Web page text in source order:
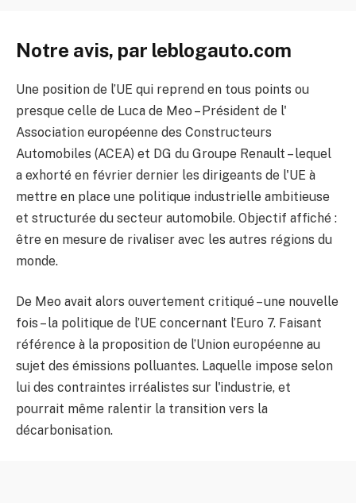
Notre avis, par leblogauto.com
Une position de l’UE qui reprend en tous points ou
presque celle de Luca de Meo – Président de l'
Association européenne des Constructeurs
Automobiles (ACEA) et DG du Groupe Renault – lequel
a exhorté en février dernier les dirigeants de l'UE à
mettre en place une politique industrielle ambitieuse
et structurée du secteur automobile. Objectif affiché :
être en mesure de rivaliser avec les autres régions du
monde.
De Meo avait alors ouvertement critiqué – une nouvelle
fois – la politique de l’UE concernant l’Euro 7. Faisant
référence à la proposition de l’Union européenne au
sujet des émissions polluantes. Laquelle impose selon
lui des contraintes irréalistes sur l'industrie, et
pourrait même ralentir la transition vers la
décarbonisation.